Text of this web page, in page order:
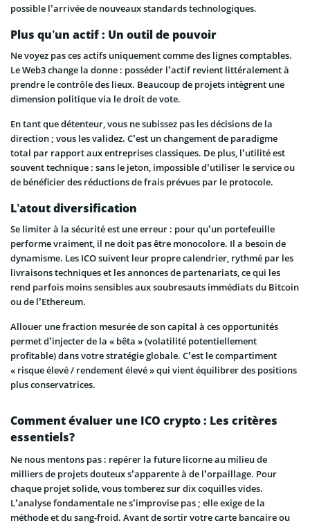
possible l’arrivée de nouveaux standards technologiques.
Plus qu’un actif : Un outil de pouvoir
Ne voyez pas ces actifs uniquement comme des lignes comptables.
Le Web3 change la donne : posséder l’actif revient littéralement à
prendre le contrôle des lieux. Beaucoup de projets intègrent une
dimension politique via le droit de vote.
En tant que détenteur, vous ne subissez pas les décisions de la
direction ; vous les validez. C’est un changement de paradigme
total par rapport aux entreprises classiques. De plus, l’utilité est
souvent technique : sans le jeton, impossible d’utiliser le service ou
de bénéficier des réductions de frais prévues par le protocole.
L’atout diversification
Se limiter à la sécurité est une erreur : pour qu’un portefeuille
performe vraiment, il ne doit pas être monocolore. Il a besoin de
dynamisme. Les ICO suivent leur propre calendrier, rythmé par les
livraisons techniques et les annonces de partenariats, ce qui les
rend parfois moins sensibles aux soubresauts immédiats du Bitcoin
ou de l’Ethereum.
Allouer une fraction mesurée de son capital à ces opportunités
permet d’injecter de la « bêta » (volatilité potentiellement
profitable) dans votre stratégie globale. C’est le compartiment
« risque élevé / rendement élevé » qui vient équilibrer des positions
plus conservatrices.
Comment évaluer une ICO crypto : Les critères
essentiels?
Ne nous mentons pas : repérer la future licorne au milieu de
milliers de projets douteux s’apparente à de l’orpaillage. Pour
chaque projet solide, vous tomberez sur dix coquilles vides.
L’analyse fondamentale ne s’improvise pas ; elle exige de la
méthode et du sang-froid. Avant de sortir votre carte bancaire ou